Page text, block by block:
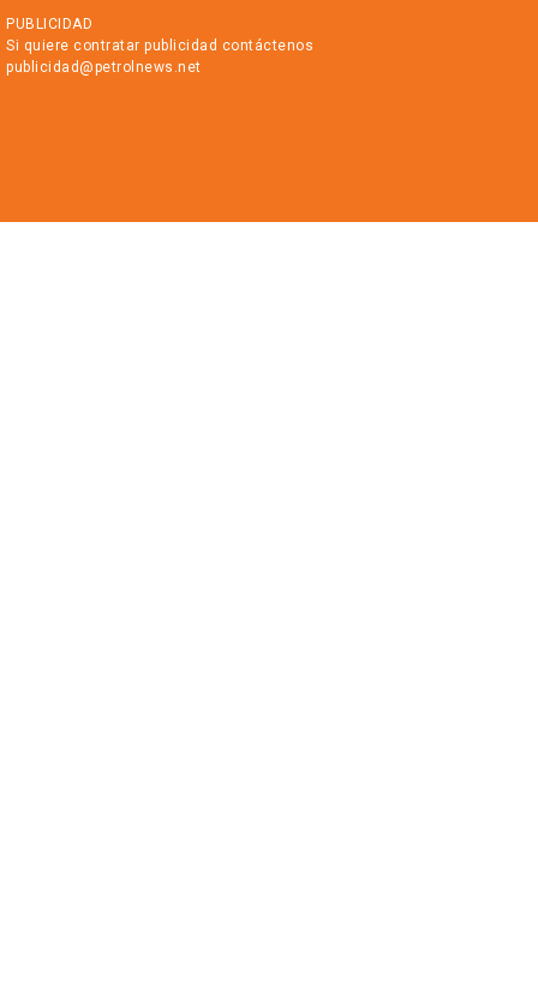
PUBLICIDAD
Si quiere contratar publicidad contáctenos
publicidad@petrolnews.net